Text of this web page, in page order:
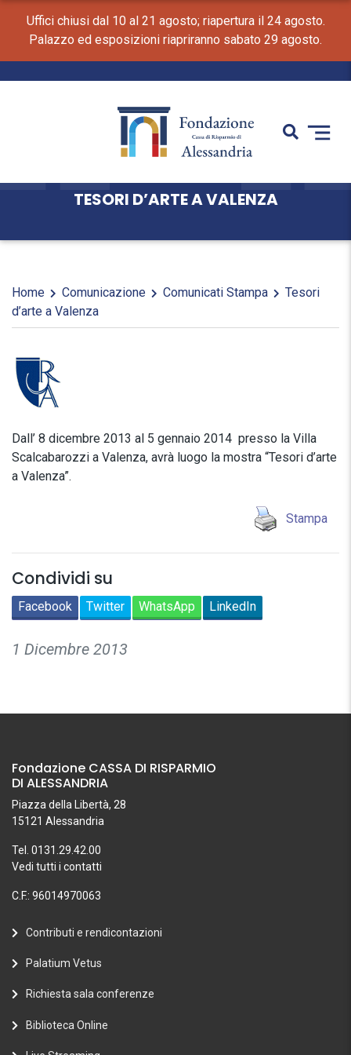
Uffici chiusi dal 10 al 21 agosto; riapertura il 24 agosto.
Palazzo ed esposizioni riapriranno sabato 29 agosto.
TESORI D’ARTE A VALENZA
Home Comunicazione Comunicati Stampa
Tesori
d’arte a Valenza
Dall’ 8 dicembre 2013 al 5 gennaio 2014 presso la Villa
Scalcabarozzi a Valenza, avrà luogo la mostra “Tesori d’arte
a Valenza”.
Stampa
Condividi su
Facebook Twitter WhatsApp LinkedIn
1 Dicembre 2013
Fondazione CASSA DI RISPARMIO
DI ALESSANDRIA
Piazza della Libertà, 28
15121 Alessandria
Tel. 0131.29.42.00
Vedi tutti i contatti
C.F.: 96014970063
Contributi e rendicontazioni
Palatium Vetus
Richiesta sala conferenze
Biblioteca Online